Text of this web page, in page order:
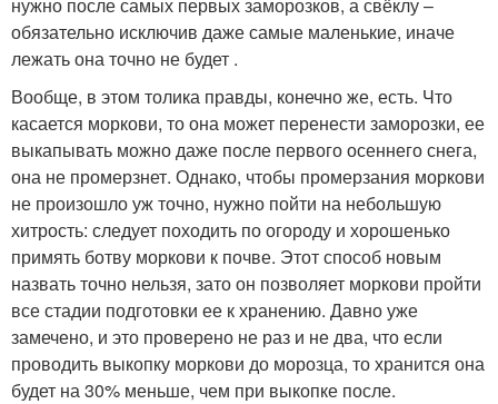
обязательно исключив даже самые маленькие, иначе
лежать она точно не будет .
Вообще, в этом толика правды, конечно же, есть. Что
касается моркови, то она может перенести заморозки, ее
выкапывать можно даже после первого осеннего снега,
она не промерзнет. Однако, чтобы промерзания моркови
не произошло уж точно, нужно пойти на небольшую
хитрость: следует походить по огороду и хорошенько
примять ботву моркови к почве. Этот способ новым
назвать точно нельзя, зато он позволяет моркови пройти
все стадии подготовки ее к хранению. Давно уже
замечено, и это проверено не раз и не два, что если
проводить выкопку моркови до морозца, то хранится она
будет на 30% меньше, чем при выкопке после.